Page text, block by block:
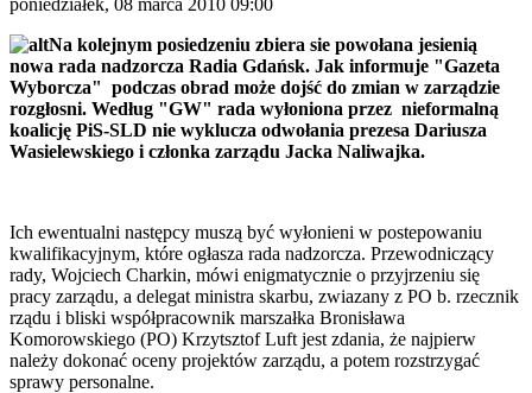
Na kolejnym posiedzeniu zbiera sie powołana jesienią
nowa rada nadzorcza Radia Gdańsk. Jak informuje "Gazeta
Wyborcza" podczas obrad może dojść do zmian w zarządzie
rozgłosni. Według "GW" rada wyłoniona przez nieformalną
koalicję PiS-SLD nie wyklucza odwołania prezesa Dariusza
Wasielewskiego i członka zarządu Jacka Naliwajka.
Ich ewentualni następcy muszą być wyłonieni w postepowaniu
kwalifikacyjnym, które ogłasza rada nadzorcza. Przewodniczący
rady, Wojciech Charkin, mówi enigmatycznie o przyjrzeniu się
pracy zarządu, a delegat ministra skarbu, zwiazany z PO b. rzecznik
rządu i bliski współpracownik marszałka Bronisława
Komorowskiego (PO) Krzytsztof Luft jest zdania, że najpierw
należy dokonać oceny projektów zarządu, a potem rozstrzygać
sprawy personalne.